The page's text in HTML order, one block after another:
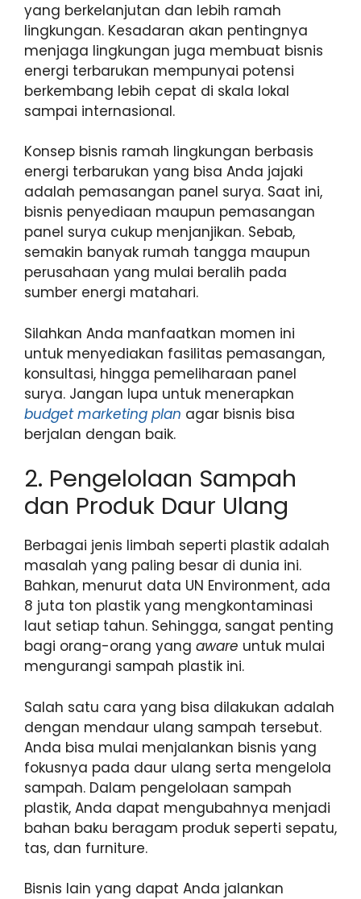
yang berkelanjutan dan lebih ramah
lingkungan. Kesadaran akan pentingnya
menjaga lingkungan juga membuat bisnis
energi terbarukan mempunyai potensi
berkembang lebih cepat di skala lokal
sampai internasional.
Konsep bisnis ramah lingkungan berbasis
energi terbarukan yang bisa Anda jajaki
adalah pemasangan panel surya. Saat ini,
bisnis penyediaan maupun pemasangan
panel surya cukup menjanjikan. Sebab,
semakin banyak rumah tangga maupun
perusahaan yang mulai beralih pada
sumber energi matahari.
Silahkan Anda manfaatkan momen ini
untuk menyediakan fasilitas pemasangan,
konsultasi, hingga pemeliharaan panel
surya. Jangan lupa untuk menerapkan
budget marketing plan agar bisnis bisa
berjalan dengan baik.
2. Pengelolaan Sampah
dan Produk Daur Ulang
Berbagai jenis limbah seperti plastik adalah
masalah yang paling besar di dunia ini.
Bahkan, menurut data UN Environment, ada
8 juta ton plastik yang mengkontaminasi
laut setiap tahun. Sehingga, sangat penting
bagi orang-orang yang aware untuk mulai
mengurangi sampah plastik ini.
Salah satu cara yang bisa dilakukan adalah
dengan mendaur ulang sampah tersebut.
Anda bisa mulai menjalankan bisnis yang
fokusnya pada daur ulang serta mengelola
sampah. Dalam pengelolaan sampah
plastik, Anda dapat mengubahnya menjadi
bahan baku beragam produk seperti sepatu,
tas, dan furniture.
Bisnis lain yang dapat Anda jalankan